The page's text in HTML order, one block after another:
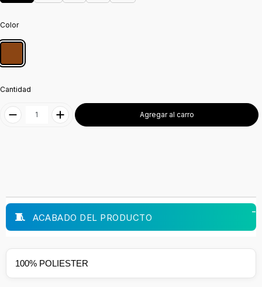
Color
Cantidad
Agregar al carro
ACABADO DEL PRODUCTO
100% POLIESTER